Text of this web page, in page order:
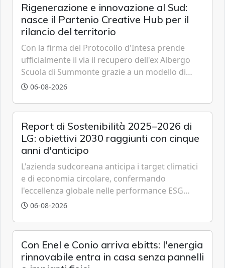
Rigenerazione e innovazione al Sud:
nasce il Partenio Creative Hub per il
rilancio del territorio
Con la firma del Protocollo d'Intesa prende
ufficialmente il via il recupero dell'ex Albergo
Scuola di Summonte grazie a un modello di
partenariato pubblico-privato e a una rete di
06-08-2026
Report di Sostenibilità 2025–2026 di
LG: obiettivi 2030 raggiunti con cinque
anni d'anticipo
L'azienda sudcoreana anticipa i target climatici
e di economia circolare, confermando
l'eccellenza globale nelle performance ESG
grazie a innovazione, accessibilità e governance
06-08-2026
Con Enel e Conio arriva ebitts: l'energia
rinnovabile entra in casa senza pannelli